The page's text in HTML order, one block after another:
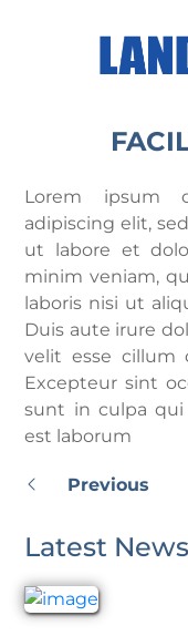
Office
Retail Mall
News &
Contact
Tenants '
Lorem ipsum
adipiscing elit,
ut labore et
minim veniam,
laboris nisi ut
Duis aute irure
velit esse cillum
Excepteur sint
sunt in culpa
est laborum
Previous
Latest News